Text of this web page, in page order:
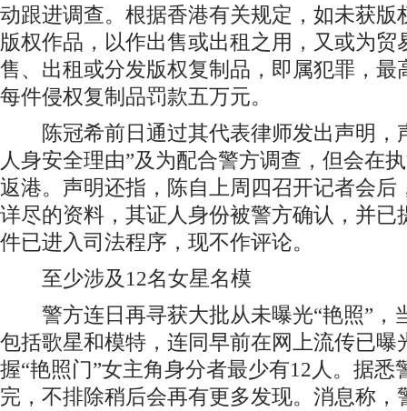
动跟进调查。根据香港有关规定，如未获版
版权作品，以作出售或出租之用，又或为贸
售、出租或分发版权复制品，即属犯罪，最
每件侵权复制品罚款五万元。
陈冠希前日通过其代表律师发出声明，
人身安全理由”及为配合警方调查，但会在
返港。声明还指，陈自上周四召开记者会后
详尽的资料，其证人身份被警方确认，并已
件已进入司法程序，现不作评论。
至少涉及12名女星名模
警方连日再寻获大批从未曝光“艳照”，
包括歌星和模特，连同早前在网上流传已曝
握“艳照门”女主角身分者最少有12人。据悉
完，不排除稍后会再有更多发现。消息称，